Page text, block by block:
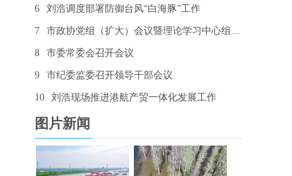
6 刘浩调度部署防御台风“白海豚”工作
7 市政协党组（扩大）会议暨理论学习中心组学习会召开
8 市委常委会召开会议
9 市纪委监委召开领导干部会议
10 刘浩现场推进港航产贸一体化发展工作
图片新闻